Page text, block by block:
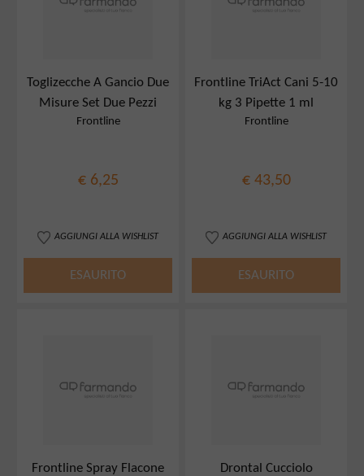
Toglizecche A Gancio Due
Misure Set Due Pezzi
Frontline
€ 6,25
AGGIUNGI ALLA WISHLIST
ESAURITO
Frontline TriAct Cani 5-10
kg 3 Pipette 1 ml
Frontline
€ 43,50
AGGIUNGI ALLA WISHLIST
ESAURITO
Frontline Spray Flacone
Drontal Cucciolo